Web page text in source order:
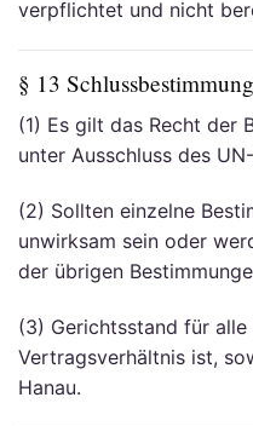
verpflichtet und nicht
§ 13
(1) Es gilt das Recht der
unter Ausschluss des
(2) Sollten einzelne
unwirksam sein oder
der übrigen
(3) Gerichtsstand für
Vertragsverhältnis ist,
Hanau.